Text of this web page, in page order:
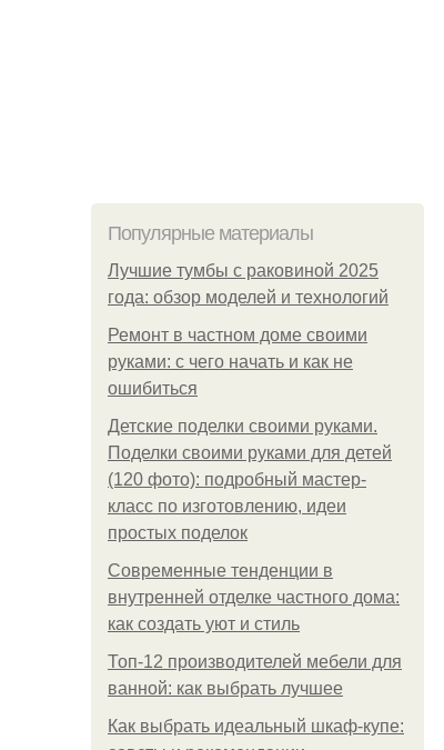
Популярные материалы
Лучшие тумбы с раковиной 2025
года: обзор моделей и технологий
Ремонт в частном доме своими
руками: с чего начать и как не
ошибиться
Детские поделки своими руками.
Поделки своими руками для детей
(120 фото): подробный мастер-
класс по изготовлению, идеи
простых поделок
Современные тенденции в
внутренней отделке частного дома:
как создать уют и стиль
Топ-12 производителей мебели для
ванной: как выбрать лучшее
Как выбрать идеальный шкаф-купе: